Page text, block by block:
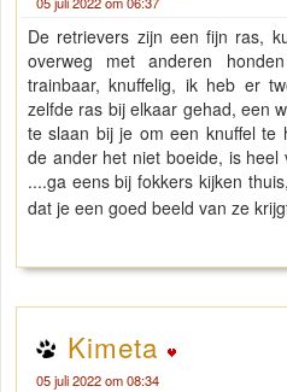
De retrievers zijn een fijn ras,
overweg met anderen
trainbaar, knuffelig, ik heb er
zelfde ras bij elkaar gehad, een
te slaan bij je om een knuffel te
de ander het niet boeide, is heel
....ga eens bij fokkers kijken
dat je een goed beeld van ze
Kimeta
05 juli 2022 om 08:34